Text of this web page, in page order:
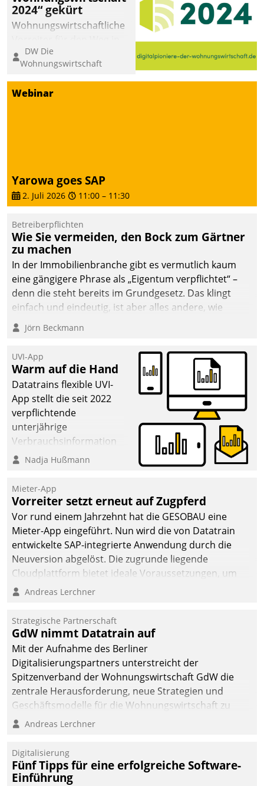
2024“ gekürt
Wohnungswirtschaftliche
eine digitale Zukunft zu
finden, ist das Ziel des
Awards „Digitalpioniere
der
und PropTech.
DW Die
Wohnungswirtschaft
Webinar
Yarowa goes SAP
2. Juli 2026 11:00 – 11:30
Betreiberpflichten
Wie Sie vermeiden, den Bock zum Gärtner
zu machen
In der Immobilienbranche gibt es vermutlich kaum
eine gängigere Phrase als „Eigentum verpflichtet“ –
denn die steht bereits im Grundgesetz. Das klingt
einfach und eindeutig, ist aber alles andere, wie
Branchenbeschäftigte wissen. Denn mit der
Verantwortung folgen Verpflichtungen.
Jörn Beckmann
UVI-App
Warm auf die Hand
Datatrains flexible UVI-
App stellt die seit 2022
verpflichtende
unterjährige
Verbrauchsinformation
schnell, zuverlässig und
Die monatlichen
Mitteilungen zum
Heizungs- und
Wasserverbrauch gehen
automatisiert, vollständig
und auf Wunsch über
mehrere zuvor
Kommunikationswege bei
Nadja Hußmann
Mieter-App
Vorreiter setzt erneut auf Zugpferd
Vor rund einem Jahrzehnt hat die GESOBAU eine
Mieter-App eingeführt. Nun wird die von Datatrain
entwickelte SAP-integrierte Anwendung durch die
Neuversion abgelöst. Die zugrunde liegende
Cloudplattform bietet ideale Voraussetzungen, um
die Funktionalität der App zu erweitern und weitere
integrieren.
Andreas Lerchner
Strategische Partnerschaft
GdW nimmt Datatrain auf
Mit der Aufnahme des Berliner
Digitalisierungspartners unterstreicht der
Spitzenverband der Wohnungswirtschaft GdW die
zentrale Herausforderung, neue Strategien und
Geschäftsmodelle für die Wohnungswirtschaft zu
entwickeln.
Andreas Lerchner
Digitalisierung
Fünf Tipps für eine erfolgreiche Software-
Einführung